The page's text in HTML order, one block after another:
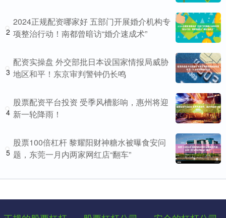
2
2024正规配资哪家好 五部门开展婚介机构专
项整治行动！南都曾暗访“婚介速成术”
3
配资实操盘 外交部批日本设国家情报局威胁
地区和平！东京审判警钟仍长鸣
4
股票配资平台投资 受季风槽影响，惠州将迎
新一轮降雨！
5
股票100倍杠杆 黎耀阳财神糖水被曝食安问
题，东莞一月内两家网红店“翻车”